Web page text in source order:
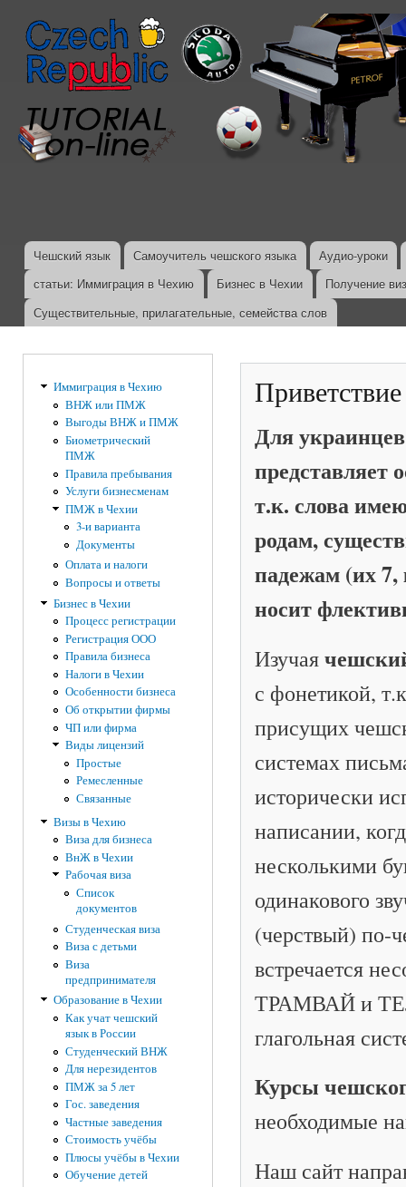
Главное меню
Чешский язык Самоучитель чешского языка
Аудио-уроки
статьи: Иммиграция в Чехию
Бизнес в Чехии
Получение
Существительные, прилагательные, семейства слов
Иммиграция в Чехию
ВНЖ или ПМЖ
Выгоды ВНЖ и ПМЖ
Биометрический
ПМЖ
Правила пребывания
Услуги бизнесменам
ПМЖ в Чехии
3-и варианта
Документы
Оплата и налоги
Вопросы и ответы
Бизнес в Чехии
Процесс регистрации
Регистрация ООО
Правила бизнеса
Налоги в Чехии
Особенности бизнеса
Об открытии фирмы
ЧП или фирма
Виды лицензий
Простые
Ремесленные
Связанные
Визы в Чехию
Виза для бизнеса
ВнЖ в Чехии
Рабочая виза
Список
документов
Студенческая виза
Виза с детьми
Виза
предпринимателя
Образование в Чехии
Как учат чешский
язык в России
Студенческий ВНЖ
Для нерезидентов
ПМЖ за 5 лет
Гос. заведения
Частные заведения
Стоимость учёбы
Плюсы учёбы в Чехии
Обучение детей
Приветствие
Для
представляет
т.к. слова
родам,
падежам (их
носит
Изучая
с фонетикой,
присущих
системах
исторически
написании,
несколькими
одинакового
(черствый) по-
встречается
ТРАМВАЙ и
глагольная
Курсы
необходимые
Наш сайт